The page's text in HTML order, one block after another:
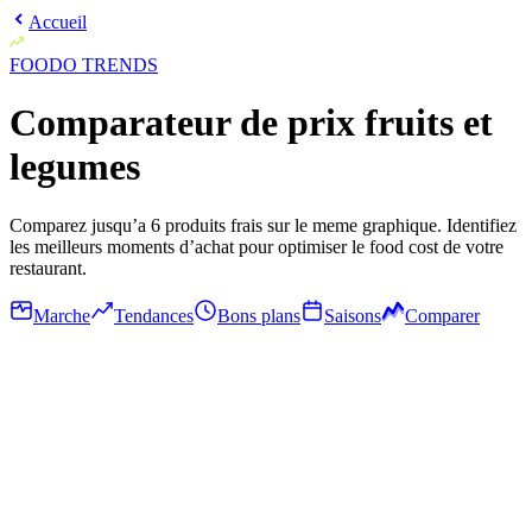
Accueil
FOODO TRENDS
Comparateur de prix fruits et
legumes
Comparez jusqu’a 6 produits frais sur le meme graphique. Identifiez
les meilleurs moments d’achat pour optimiser le food cost de votre
restaurant.
Marche Tendances Bons plans Saisons Comparer